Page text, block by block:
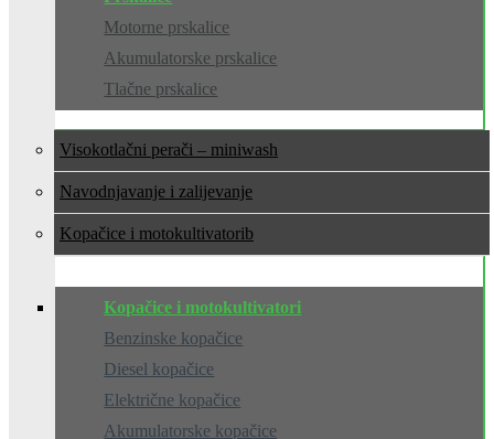
Motorne prskalice
Akumulatorske prskalice
Tlačne prskalice
Visokotlačni perači – miniwash
Navodnjavanje i zalijevanje
Kopačice i motokultivatori
Kopačice i motokultivatori
Benzinske kopačice
Diesel kopačice
Električne kopačice
Akumulatorske kopačice